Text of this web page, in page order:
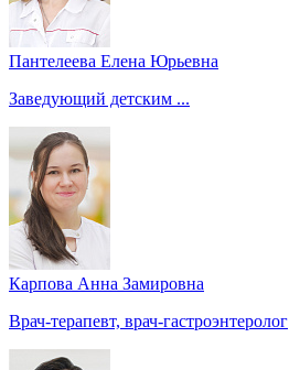
Пантелеева Елена Юрьевна
Заведующий детским ...
Карпова Анна Замировна
Врач-терапевт, врач-гастроэнтеролог